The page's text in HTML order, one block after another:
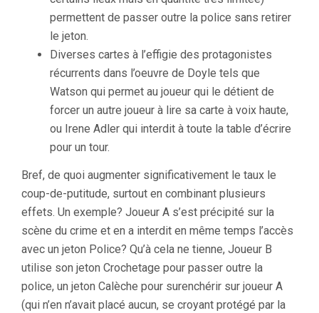
permettent de passer outre la police sans retirer
le jeton.
Diverses cartes à l’effigie des protagonistes
récurrents dans l’oeuvre de Doyle tels que
Watson qui permet au joueur qui le détient de
forcer un autre joueur à lire sa carte à voix haute,
ou Irene Adler qui interdit à toute la table d’écrire
pour un tour.
Bref, de quoi augmenter significativement le taux le
coup-de-putitude, surtout en combinant plusieurs
effets. Un exemple? Joueur A s’est précipité sur la
scène du crime et en a interdit en même temps l’accès
avec un jeton Police? Qu’à cela ne tienne, Joueur B
utilise son jeton Crochetage pour passer outre la
police, un jeton Calèche pour surenchérir sur joueur A
(qui n’en n’avait placé aucun, se croyant protégé par la